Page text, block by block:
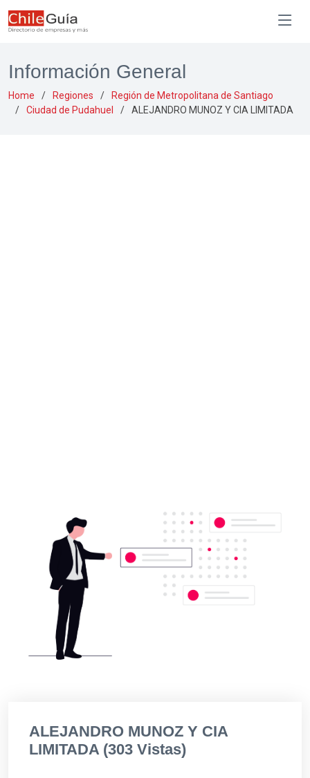
Información General
Home Regiones
Región de Metropolitana de Santiago
Ciudad de Pudahuel
ALEJANDRO MUNOZ Y CIA LIMITADA
ALEJANDRO MUNOZ Y CIA
LIMITADA (303 Vistas)